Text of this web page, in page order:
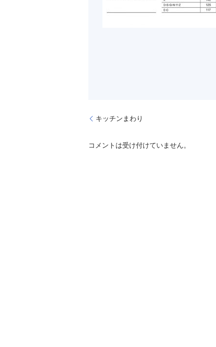
キッチンまわり
コメントは受け付けていません。